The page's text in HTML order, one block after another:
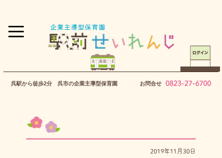
呉駅から徒歩2分 呉市の企業主導型保育園 お問合せ 0823-27-6700
2019年11月30日